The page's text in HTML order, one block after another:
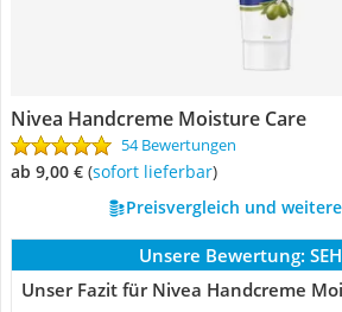
Nivea Handcreme Moisture Care
54 Bewertungen
ab 9,00 € ( Sofort lieferbar)
Preisvergleich und
Unsere Bewertung:
Unser Fazit für Nivea Handcreme